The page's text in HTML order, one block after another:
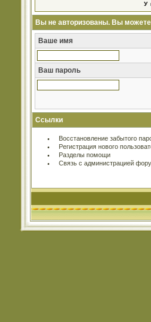
У
Вы не авторизованы. Вы
Ваше имя
Ваш пароль
Ссылки
Восстановление забытого
Регистрация нового
Разделы помощи
Связь с администрацией